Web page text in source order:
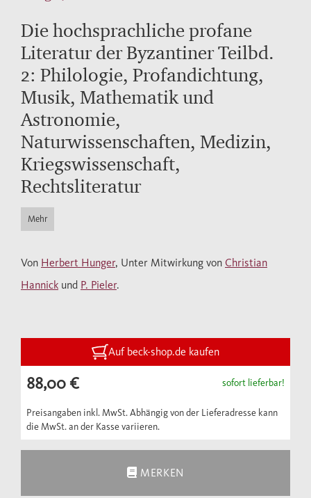
Die hochsprachliche profane
Literatur der Byzantiner Teilbd.
2: Philologie, Profandichtung,
Musik, Mathematik und
Astronomie,
Naturwissenschaften, Medizin,
Kriegswissenschaft,
Rechtsliteratur
Mehr
Von Herbert Hunger, Unter Mitwirkung von Christian
Hannick und P. Pieler.
Auf beck-shop.de kaufen
88,00 € sofort lieferbar!
Preisangaben inkl. MwSt. Abhängig von der Lieferadresse kann
die MwSt. an der Kasse variieren.
MERKEN